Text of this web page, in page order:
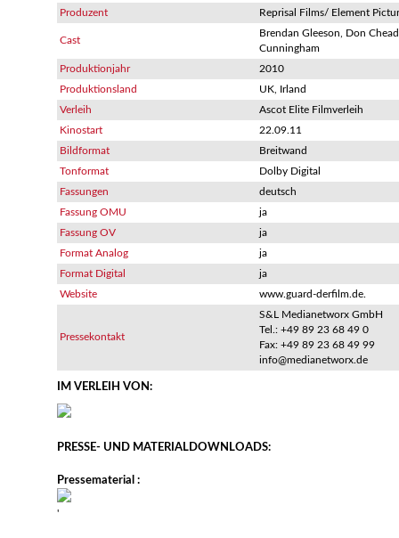
Produzent
Reprisal Films/ Element
Cast
Brendan Gleeson, Don
Cunningham
Produktionjahr
2010
Produktionsland
UK, Irland
Verleih
Ascot Elite Filmverleih
Kinostart
22.09.11
Bildformat
Breitwand
Tonformat
Dolby Digital
Fassungen
deutsch
Fassung OMU
ja
Fassung OV
ja
Format Analog
ja
Format Digital
ja
Website
www.guard-derfilm.de.
Pressekontakt
S&L Medianetworx GmbH
Tel.: +49 89 23 68 49 0
Fax: +49 89 23 68 49 99
info@medianetworx.de
IM VERLEIH VON:
PRESSE- UND MATERIALDOWNLOADS:
Pressematerial :
'